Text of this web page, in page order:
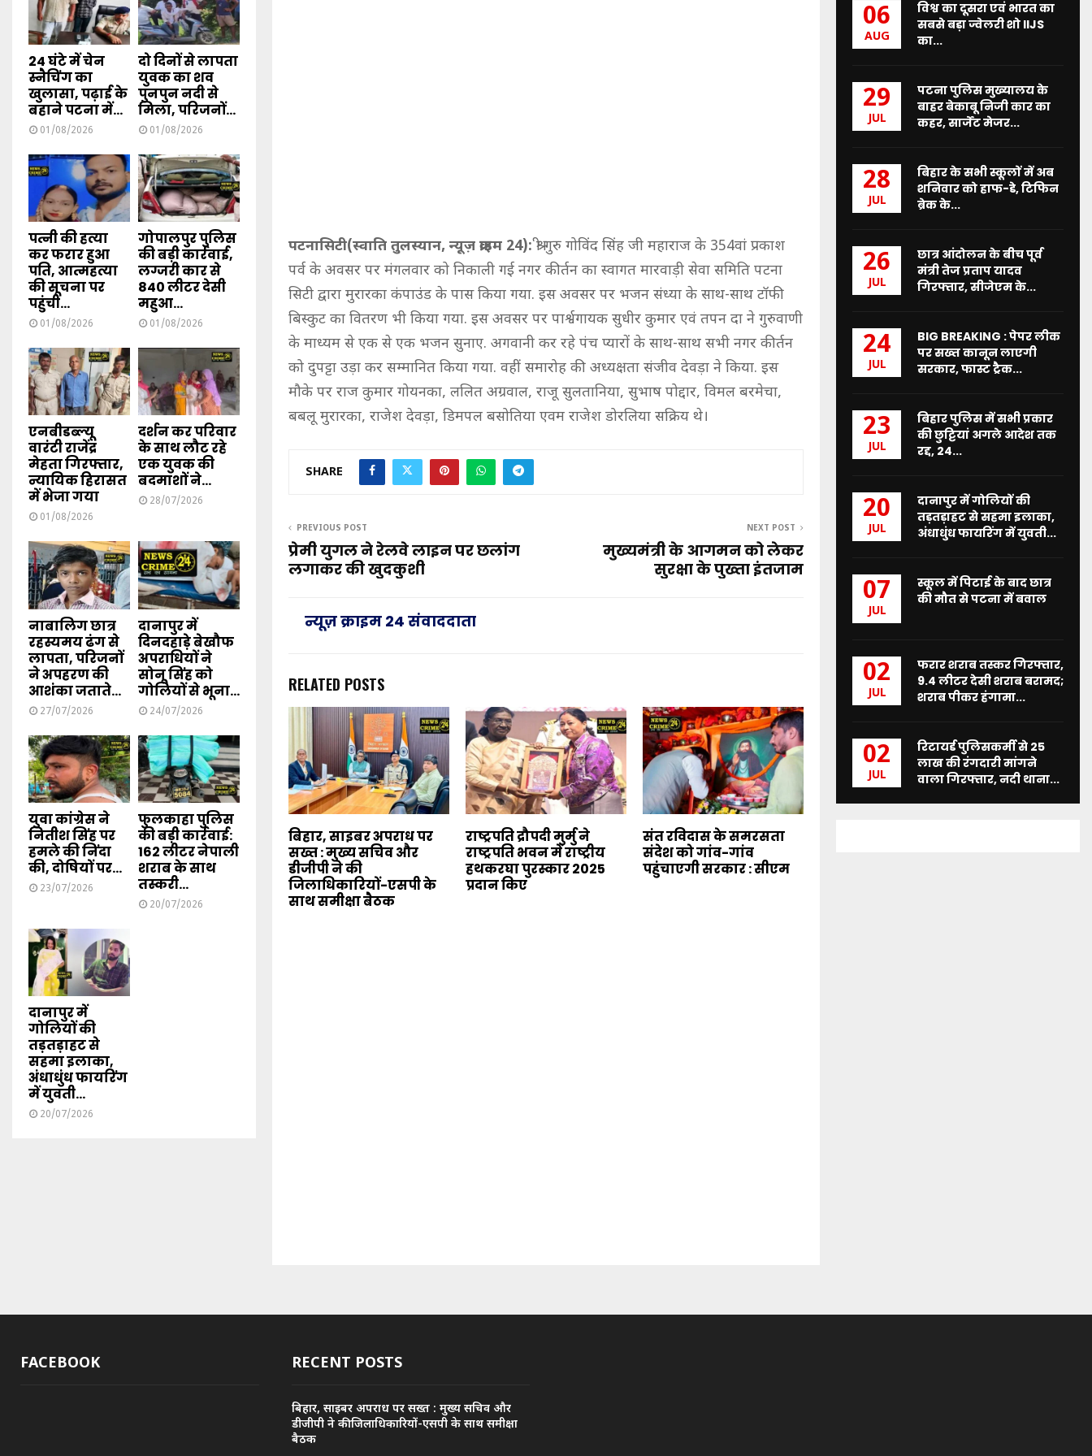
पटनासिटी(स्वाति तुलस्यान, न्यूज़ क्राइम 24):श्री गुरु गोविंद सिंह जी महाराज के 354वां प्रकाश
पर्व के अवसर पर मंगलवार को निकाली गई नगर कीर्तन का स्वागत मारवाड़ी सेवा समिति पटना
सिटी द्वारा मुरारका कंपाउंड के पास किया गया. इस अवसर पर भजन संध्या के साथ-साथ टॉफी
बिस्कुट का वितरण भी किया गया. इस अवसर पर पार्श्वगायक सुधीर कुमार एवं तपन दा ने गुरुवाणी
के माध्यम से एक से एक भजन सुनाए. अगवानी कर रहे पंच प्यारों के साथ-साथ सभी नगर कीर्तन
को दुपट्टा उड़ा कर सम्मानित किया गया. वहीं समारोह की अध्यक्षता संजीव देवड़ा ने किया. इस
मौके पर राज कुमार गोयनका, ललित अग्रवाल, राजू सुलतानिया, सुभाष पोद्दार, विमल बरमेचा,
बबलू मुरारका, राजेश देवड़ा, डिमपल बसोतिया एवम राजेश डोरलिया सक्रिय थे।
SHARE
PREVIOUS POST
प्रेमी युगल ने रेलवे लाइन पर छलांग
लगाकर की खुदकुशी
NEXT POST
मुख्यमंत्री के आगमन को लेकर
सुरक्षा के पुख्ता इंतजाम
न्यूज़ क्राइम 24 संवाददाता
RELATED POSTS
बिहार, साइबर अपराध पर
सख्त : मुख्य सचिव और
डीजीपी ने की
जिलाधिकारियों-एसपी के
साथ समीक्षा बैठक
राष्ट्रपति द्रौपदी मुर्मु ने
राष्ट्रपति भवन में राष्ट्रीय
हथकरघा पुरस्कार 2025
प्रदान किए
संत रविदास के समरसता
संदेश को गांव-गांव
पहुंचाएगी सरकार : सीएम
24 घंटे में चेन
स्नैचिंग का
खुलासा, पढ़ाई के
बहाने पटना में...
01/08/2026
दो दिनों से लापता
युवक का शव
पुनपुन नदी से
मिला, परिजनों...
01/08/2026
पत्नी की हत्या
कर फरार हुआ
पति, आत्महत्या
की सूचना पर
पहुंची...
01/08/2026
गोपालपुर पुलिस
की बड़ी कार्रवाई,
लग्जरी कार से
840 लीटर देसी
महुआ...
01/08/2026
एनबीडब्ल्यू
वारंटी राजेंद्र
मेहता गिरफ्तार,
न्यायिक हिरासत
में भेजा गया
01/08/2026
दर्शन कर परिवार
के साथ लौट रहे
एक युवक की
बदमाशों ने...
28/07/2026
नाबालिग छात्र
रहस्यमय ढंग से
लापता, परिजनों
ने अपहरण की
आशंका जताते...
27/07/2026
दानापुर में
दिनदहाड़े बेखौफ
अपराधियों ने
सोनू सिंह को
गोलियों से भूना...
24/07/2026
युवा कांग्रेस ने
नितीश सिंह पर
हमले की निंदा
की, दोषियों पर...
23/07/2026
फुलकाहा पुलिस
की बड़ी कार्रवाई:
162 लीटर नेपाली
शराब के साथ
तस्करी...
20/07/2026
दानापुर में
गोलियों की
तड़तड़ाहट से
सहमा इलाका,
अंधाधुंध फायरिंग
में युवती...
20/07/2026
06
AUG
विश्व का दूसरा एवं भारत का
सबसे बड़ा ज्वेलरी शो IIJS
का...
29
JUL
पटना पुलिस मुख्यालय के
बाहर बेकाबू निजी कार का
कहर, सार्जेंट मेजर...
28
JUL
बिहार के सभी स्कूलों में अब
शनिवार को हाफ-डे, टिफिन
ब्रेक के...
26
JUL
छात्र आंदोलन के बीच पूर्व
मंत्री तेज प्रताप यादव
गिरफ्तार, सीजेएम के...
24
JUL
BIG BREAKING : पेपर लीक
पर सख्त कानून लाएगी
सरकार, फास्ट ट्रैक...
23
JUL
बिहार पुलिस में सभी प्रकार
की छुट्टियां अगले आदेश तक
रद्द, 24...
20
JUL
दानापुर में गोलियों की
तड़तड़ाहट से सहमा इलाका,
अंधाधुंध फायरिंग में युवती...
07
JUL
स्कूल में पिटाई के बाद छात्र
की मौत से पटना में बवाल
02
JUL
फरार शराब तस्कर गिरफ्तार,
9.4 लीटर देसी शराब बरामद;
शराब पीकर हंगामा...
02
JUL
रिटायर्ड पुलिसकर्मी से 25
लाख की रंगदारी मांगने
वाला गिरफ्तार, नदी थाना...
FACEBOOK RECENT POSTS
बिहार, साइबर अपराध पर सख्त : मुख्य सचिव और
डीजीपी ने की जिलाधिकारियों-एसपी के साथ समीक्षा
बैठक